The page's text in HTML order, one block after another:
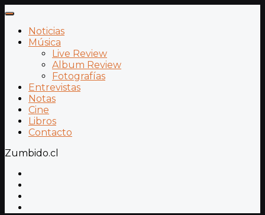
Noticias
Música
Live Review
Album Review
Fotografías
Entrevistas
Notas
Cine
Libros
Contacto
Zumbido.cl